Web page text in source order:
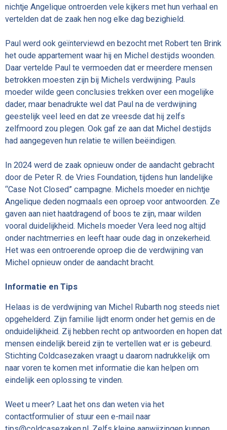
nichtje Angelique ontroerden vele kijkers met hun verhaal en
vertelden dat de zaak hen nog elke dag bezighield.
Paul werd ook geïnterviewd en bezocht met Robert ten Brink
het oude appartement waar hij en Michel destijds woonden.
Daar vertelde Paul te vermoeden dat er meerdere mensen
betrokken moesten zijn bij Michels verdwijning. Pauls
moeder wilde geen conclusies trekken over een mogelijke
dader, maar benadrukte wel dat Paul na de verdwijning
geestelijk veel leed en dat ze vreesde dat hij zelfs
zelfmoord zou plegen. Ook gaf ze aan dat Michel destijds
had aangegeven hun relatie te willen beëindigen.
In 2024 werd de zaak opnieuw onder de aandacht gebracht
door de Peter R. de Vries Foundation, tijdens hun landelijke
“Case Not Closed” campagne. Michels moeder en nichtje
Angelique deden nogmaals een oproep voor antwoorden. Ze
gaven aan niet haatdragend of boos te zijn, maar wilden
vooral duidelijkheid. Michels moeder Vera leed nog altijd
onder nachtmerries en leeft haar oude dag in onzekerheid.
Het was een ontroerende oproep die de verdwijning van
Michel opnieuw onder de aandacht bracht.
Informatie en Tips
Helaas is de verdwijning van Michel Rubarth nog steeds niet
opgehelderd. Zijn familie lijdt enorm onder het gemis en de
onduidelijkheid. Zij hebben recht op antwoorden en hopen dat
mensen eindelijk bereid zijn te vertellen wat er is gebeurd.
Stichting Coldcasezaken vraagt u daarom nadrukkelijk om
naar voren te komen met informatie die kan helpen om
eindelijk een oplossing te vinden.
Weet u meer? Laat het ons dan weten via het
contactformulier of stuur een e-mail naar